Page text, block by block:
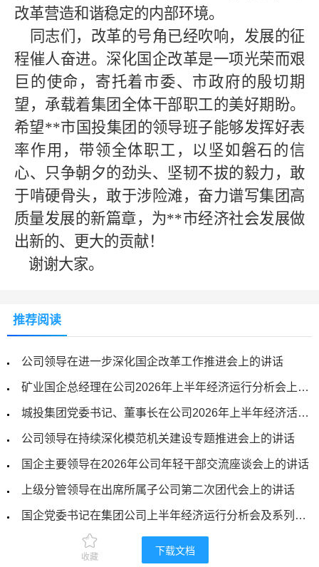
改革营造和谐稳定的内部环境。
同志们，改革的号角已经吹响，发展的征
程催人奋进。深化国企改革是一项光荣而艰
巨的使命，寄托着市委、市政府的殷切期
望，承载着集团全体干部职工的美好期盼。
希望**市国投集团的领导班子能够发挥好表
率作用，带领全体职工，以坚如磐石的信
心、只争朝夕的劲头、坚韧不拔的毅力，敢
于啃硬骨头，敢于涉险滩，奋力谱写集团高
质量发展的新篇章，为**市经济社会发展做
出新的、更大的贡献！
谢谢大家。
推荐阅读
公司领导在进一步深化国企改革工作推进会上的讲话
矿业国企总经理在公司2026年上半年经济运行分析会上的讲话
城投集团党委书记、董事长在公司2026年上半年经济活动分析会上的讲话
公司领导在持续深化模范机关建设专题推进会上的讲话
国企主要领导在2026年公司年轻干部交流座谈会上的讲话
上级分管领导在出席所属子公司第二次团代会上的讲话
国企党委书记在集团公司上半年经济运行分析会及系列警示教育大会上的讲话
公司领导在2026年新员工入职座谈会上的讲话
收藏
下载文档